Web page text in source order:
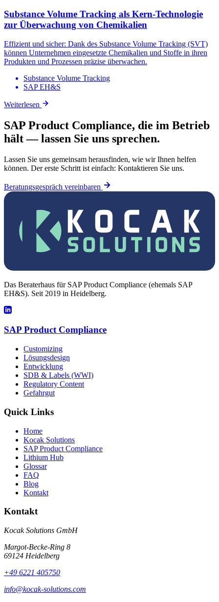
Substance Volume Tracking als Kern-Technologie
zur Überwachung von Chemikalien
Effizient und sicher: Dank des Substance Volume Tracking (SVT)
können Unternehmen eingesetzte Chemikalien und Stoffe in ihren
Produkten und Prozessen präzise überwachen.
Substance Volume Tracking
SAP EH&S
Weiterlesen
SAP Product Compliance, die im Betrieb
hält — lassen Sie uns sprechen.
Lassen Sie uns gemeinsam herausfinden, wie wir Ihnen helfen
können. Der erste Schritt ist einfach: Kontaktieren Sie uns.
Beratungsgespräch vereinbaren
Das Beraterhaus für SAP Product Compliance (ehemals SAP
EH&S). Seit 2019 in Heidelberg.
SAP Product Compliance
Customizing
Lösungsdesign
Entwicklung
SDB & Labels (WWI)
Regulatory Content
Gefahrgut
Quick Links
Home
Kocak Solutions
SAP Product Compliance
Lithium Hub
Glossar
FAQ
Blog
Kontakt
Kontakt
Kocak Solutions GmbH
Margot-Becke-Ring 8
69124 Heidelberg
+49 6221 405750
info@kocak-solutions.com